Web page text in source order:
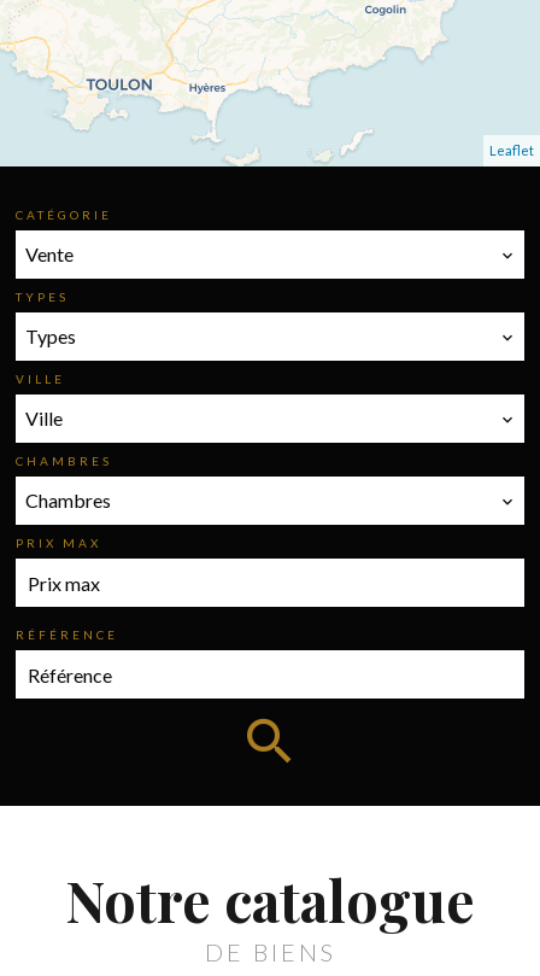
Leaflet
CATÉGORIE
Vente
TYPES
Types
VILLE
Ville
CHAMBRES
Chambres
PRIX MAX
RÉFÉRENCE
Notre catalogue
DE BIENS